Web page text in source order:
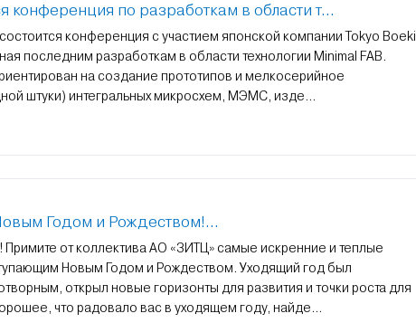
конференция по разработкам в области т...
конференция с участием японской компании Tokyo Boeki
последним разработкам в области технологии Minimal FAB.
на создание прототипов и мелкосерийное
штуки) интегральных микросхем, МЭМС, изде...
Годом и Рождеством!...
Примите от коллектива АО «ЗИТЦ» самые искренние и теплые
Новым Годом и Рождеством. Уходящий год был
открыл новые горизонты для развития и точки роста для
что радовало вас в уходящем году, найде...